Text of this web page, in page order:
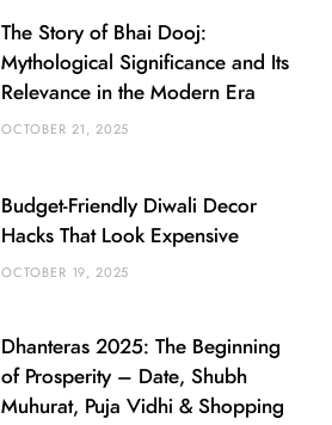
The Story of Bhai Dooj:
Mythological Significance and Its
Relevance in the Modern Era
OCTOBER 21, 2025
Budget-Friendly Diwali Decor
Hacks That Look Expensive
OCTOBER 19, 2025
Dhanteras 2025: The Beginning
of Prosperity – Date, Shubh
Muhurat, Puja Vidhi & Shopping